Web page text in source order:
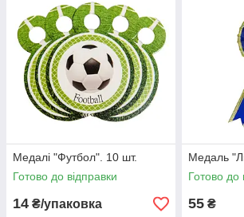
Медалі "Футбол". 10 шт.
Готово до відправки
14 ₴/упаковка
Медаль
Готово до
55 ₴